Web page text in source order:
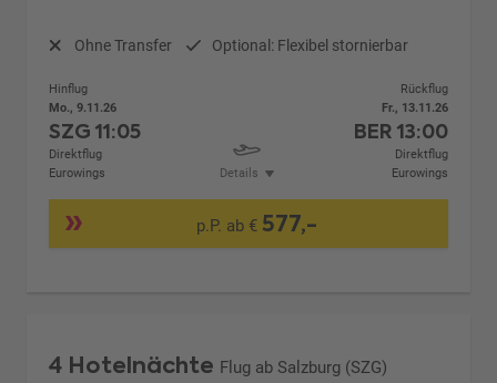
Ohne Transfer Optional: Flexibel stornierbar
Hinflug
Mo., 9.11.26
SZG11:05
Direktflug
Eurowings
Details
Rückflug
Fr., 13.11.26
BER 13:00
Direktflug
Eurowings
p.P. ab € 577,-
4 Hotelnächte Flug ab Salzburg (SZG)